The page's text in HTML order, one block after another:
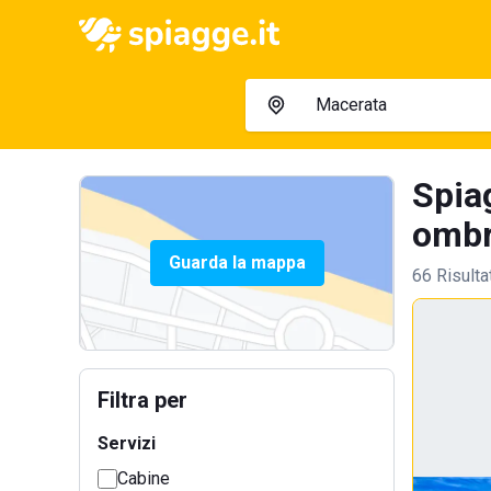
Guarda la mappa
Filtra per
Servizi
Cabine
66